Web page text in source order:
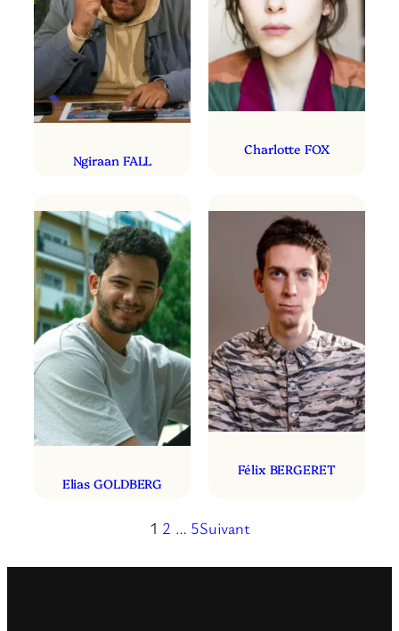
Ngiraan FALL
Charlotte FOX
Elias GOLDBERG
Félix BERGERET
1 2 … 5Suivant